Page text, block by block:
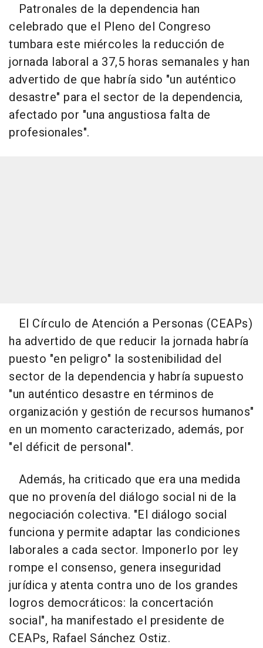
Patronales de la dependencia han
celebrado que el Pleno del Congreso
tumbara este miércoles la reducción de
jornada laboral a 37,5 horas semanales y han
advertido de que habría sido "un auténtico
desastre" para el sector de la dependencia,
afectado por "una angustiosa falta de
profesionales".
El Círculo de Atención a Personas (CEAPs)
ha advertido de que reducir la jornada habría
puesto "en peligro" la sostenibilidad del
sector de la dependencia y habría supuesto
"un auténtico desastre en términos de
organización y gestión de recursos humanos"
en un momento caracterizado, además, por
"el déficit de personal".
Además, ha criticado que era una medida
que no provenía del diálogo social ni de la
negociación colectiva. "El diálogo social
funciona y permite adaptar las condiciones
laborales a cada sector. Imponerlo por ley
rompe el consenso, genera inseguridad
jurídica y atenta contra uno de los grandes
logros democráticos: la concertación
social", ha manifestado el presidente de
CEAPs, Rafael Sánchez Ostiz.